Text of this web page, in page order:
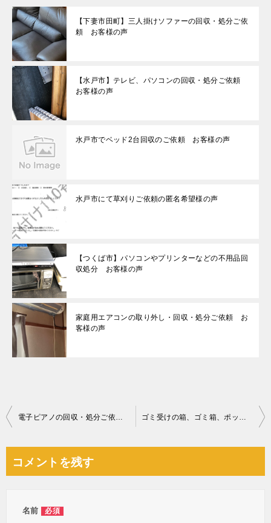
【下妻市田町】三人掛けソファーの回収・処分ご依
頼 お客様の声
【水戸市】テレビ、パソコンの回収・処分ご依頼
お客様の声
水戸市でベッド2台回収のご依頼 お客様の声
水戸市にて草刈りご依頼の匿名希望様の声
【つくば市】パソコンやプリンターなどの不用品回
収処分 お客様の声
家庭用エアコンの取り外し・回収・処分ご依頼 お
客様の声
投
ビ
電子ピアノの回収・処分ご依頼 お客様の声 ゴミ受けの箱、ゴミ箱、ポット、食品の回収・処分ご依頼 お客様の声
コメントを残す
名前 必須